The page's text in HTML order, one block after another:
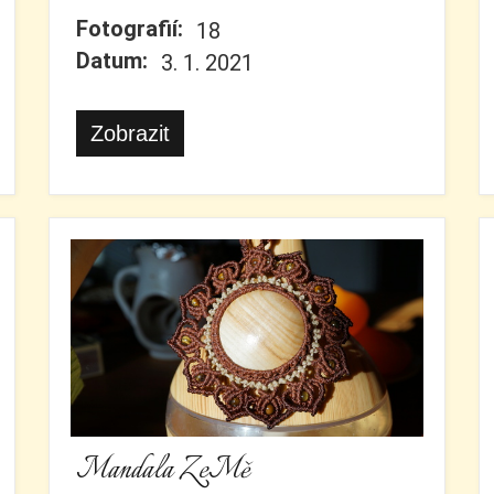
Fotografií: 18
Datum: 3. 1. 2021
Zobrazit
Mandala ZeMě